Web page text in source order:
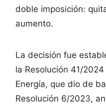
doble imposición:
aumento.
La decisión fue
la Resolución 41/
Energía, que dio de
Resolución 6/2023,